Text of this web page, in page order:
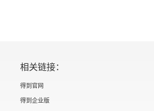
相关链接：
得到官网
得到企业版